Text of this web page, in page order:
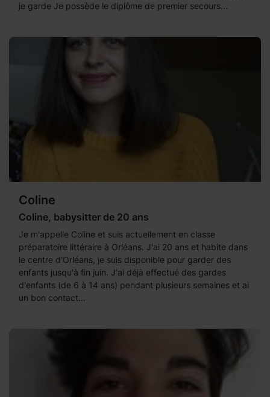
je garde Je possède le diplôme de premier secours...
Coline
Coline, babysitter de 20 ans
Je m'appelle Coline et suis actuellement en classe
préparatoire littéraire à Orléans. J'ai 20 ans et habite dans
le centre d'Orléans, je suis disponible pour garder des
enfants jusqu'à fin juin. J'ai déjà effectué des gardes
d'enfants (de 6 à 14 ans) pendant plusieurs semaines et ai
un bon contact...